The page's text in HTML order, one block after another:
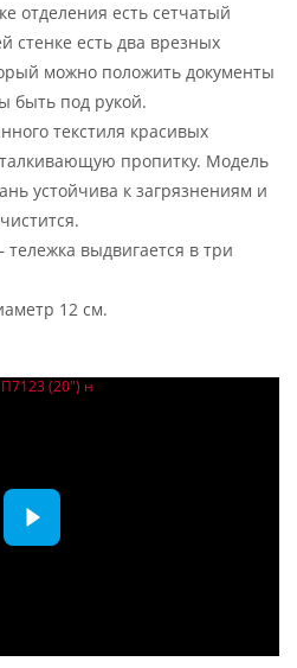
отделения есть сетчатый
стенке есть два врезных
можно положить документы
быть под рукой.
текстиля красивых
пропитку. Модель
устойчива к загрязнениям и
выдвигается в три
12 см.